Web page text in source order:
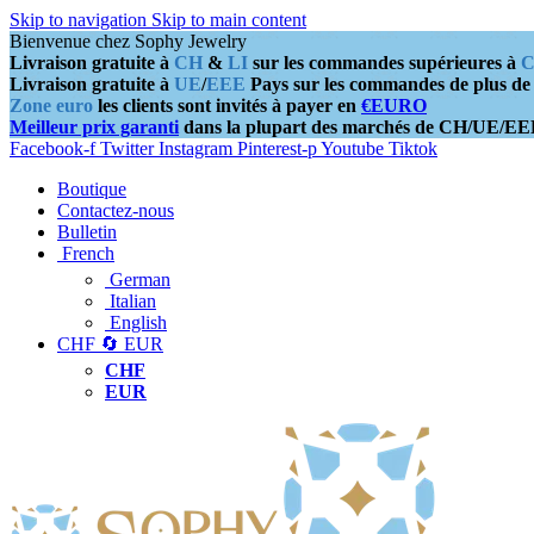
Skip to navigation Skip to main content
Bienvenue chez Sophy Jewelry
Livraison gratuite à CH & LI sur les commandes supérieures à
Livraison gratuite à UE/EEE Pays sur les commandes de plus de
Zone euro les clients sont invités à payer en €EURO
Meilleur prix garanti dans la plupart des marchés de CH/UE/
Facebook-f Twitter Instagram Pinterest-pYoutube Tiktok
Boutique
Contactez-nous
Bulletin
French
German
Italian
English
CHF 🔄 EUR
CHF
EUR